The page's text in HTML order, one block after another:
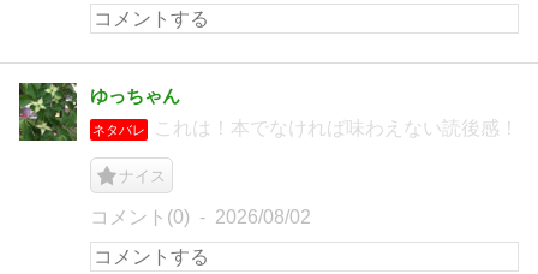
ゆっちゃん
ネタバレ これは！本でなければ味わえない読後感！
ナイス
コメント(0) 2026/08/02